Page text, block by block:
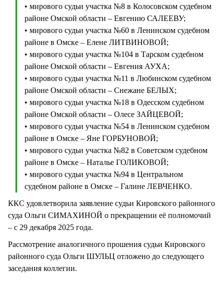
• мирового судьи участка №8 в Колосовском судебном
районе Омской области – Евгению САЛЕЕВУ;
• мирового судьи участка №60 в Ленинском судебном
районе в Омске – Елене ЛИТВИНОВОЙ;
• мирового судьи участка №104 в Тарском судебном
районе Омской области – Евгения АУХА;
• мирового судьи участка №11 в Любинском судебном
районе Омской области – Снежане БЕЛЫХ;
• мирового судьи участка №18 в Одесском судебном
районе Омской области – Олесе ЗАЙЦЕВОЙ;
• мирового судьи участка №54 в Ленинском судебном
районе в Омске – Яне ГОРБУНОВОЙ;
• мирового судьи участка №82 в Советском судебном
районе в Омске – Наталье ГОЛИКОВОЙ;
• мирового судьи участка №94 в Центральном
судебном районе в Омске – Галине ЛЕВЧЕНКО.
ККС удовлетворила заявление судьи Кировского районного
суда Ольги СИМАХИНОЙ о прекращении её полномочий
– с 29 декабря 2025 года.
Рассмотрение аналогичного прошения судьи Кировского
районного суда Ольги ШУЛЬЦ отложено до следующего
заседания коллегии.